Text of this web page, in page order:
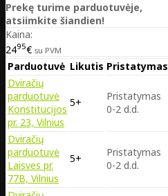
Prekę turime parduotuvėje,
atsiimkite šiandien!
Kaina:
2495€ su PVM
Parduotuvė Likutis Pristatymas
Dviračių
parduotuvė
Konstitucijos
pr. 23, Vilnius
5+
Pristatymas
0-2 d.d.
Dviračių
parduotuvė
Laisves pr.
77B, Vilnius
5+
Pristatymas
0-2 d.d.